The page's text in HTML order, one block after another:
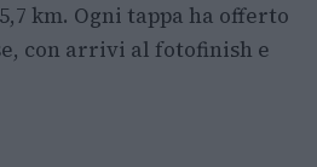
km. Ogni tappa ha offerto
con arrivi al fotofinish e